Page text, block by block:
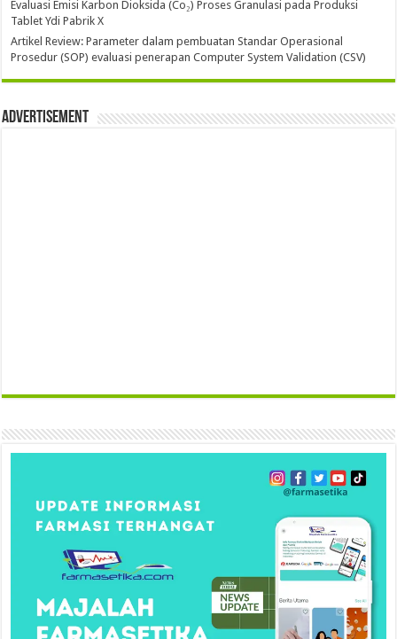
Evaluasi Emisi Karbon Dioksida (Co₂) Proses Granulasi pada Produksi
Tablet Ydi Pabrik X
Artikel Review: Parameter dalam pembuatan Standar Operasional
Prosedur (SOP) evaluasi penerapan Computer System Validation (CSV)
Advertisement